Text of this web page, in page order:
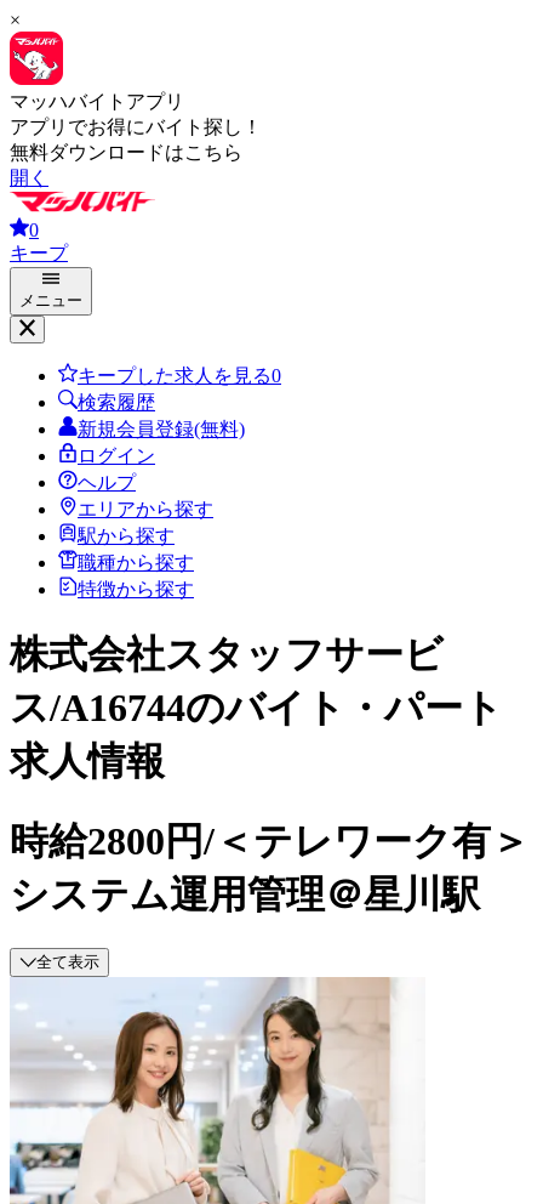
×
マッハバイトアプリ
アプリでお得にバイト探し！
無料ダウンロードはこちら
開く
0
キープ
メニュー
キープした求人を見る0
検索履歴
新規会員登録(無料)
ログイン
ヘルプ
エリアから探す
駅から探す
職種から探す
特徴から探す
株式会社スタッフサービ
ス/A16744のバイト・パート
求人情報
時給2800円/＜テレワーク有＞
システム運用管理＠星川駅
全て表示